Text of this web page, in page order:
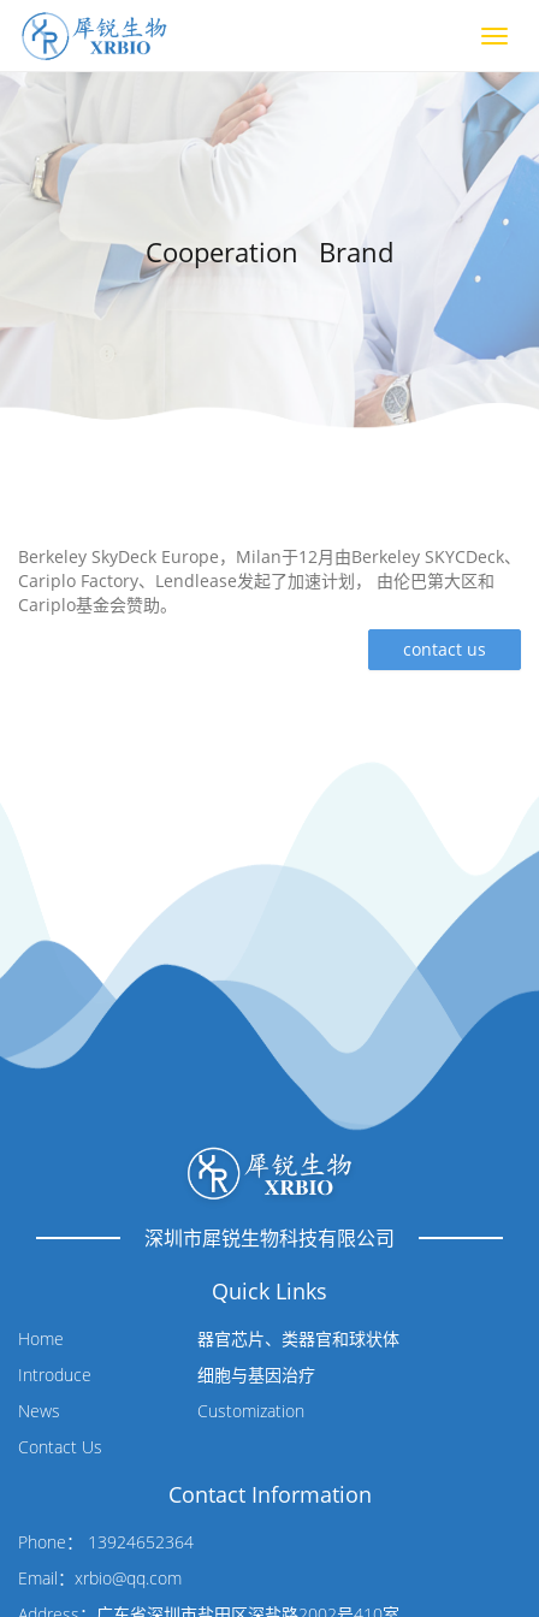
Cooperation Brand
Berkeley SkyDeck Europe，Milan于12月由Berkeley SKYCDeck、
Cariplo Factory、Lendlease发起了加速计划， 由伦巴第大区和
Cariplo基金会赞助。
contact us
深圳市犀锐生物科技有限公司
Quick Links
Home
Introduce
News
Contact Us
器官芯片、类器官和球状体
细胞与基因治疗
Customization
Contact Information
Phone： 13924652364
Email：xrbio@qq.com